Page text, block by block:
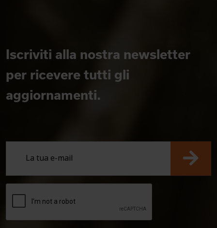
Iscriviti alla nostra newsletter
per ricevere tutti gli
aggiornamenti.